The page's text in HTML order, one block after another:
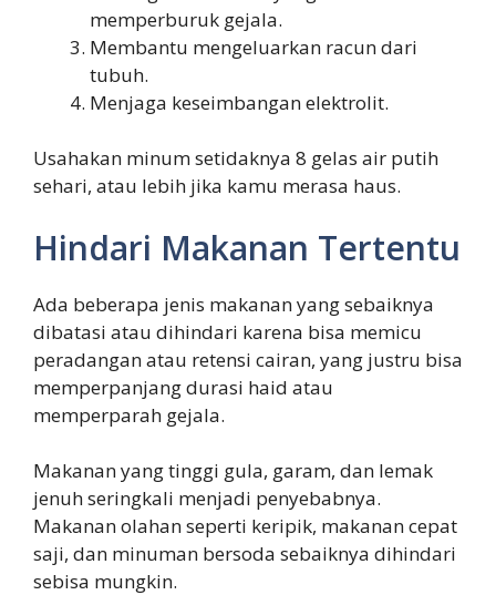
memperburuk gejala.
Membantu mengeluarkan racun dari
tubuh.
Menjaga keseimbangan elektrolit.
Usahakan minum setidaknya 8 gelas air putih
sehari, atau lebih jika kamu merasa haus.
Hindari Makanan Tertentu
Ada beberapa jenis makanan yang sebaiknya
dibatasi atau dihindari karena bisa memicu
peradangan atau retensi cairan, yang justru bisa
memperpanjang durasi haid atau
memperparah gejala.
Makanan yang tinggi gula, garam, dan lemak
jenuh seringkali menjadi penyebabnya.
Makanan olahan seperti keripik, makanan cepat
saji, dan minuman bersoda sebaiknya dihindari
sebisa mungkin.